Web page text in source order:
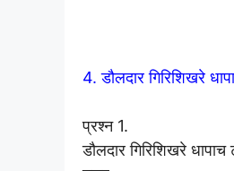
4. डौलदार गिरिशिखरे
प्रश्न 1.
डौलदार गिरिशिखरे